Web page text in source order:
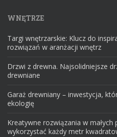
WNĘTRZE
Targi wnętrzarskie: Klucz do
rozwiązań w aranżacji wnętrz
Drzwi z drewna. Najsolidniejsze
drewniane
Garaż drewniany – inwestycja,
ekologię
Kreatywne rozwiązania w małych
wykorzystać każdy metr